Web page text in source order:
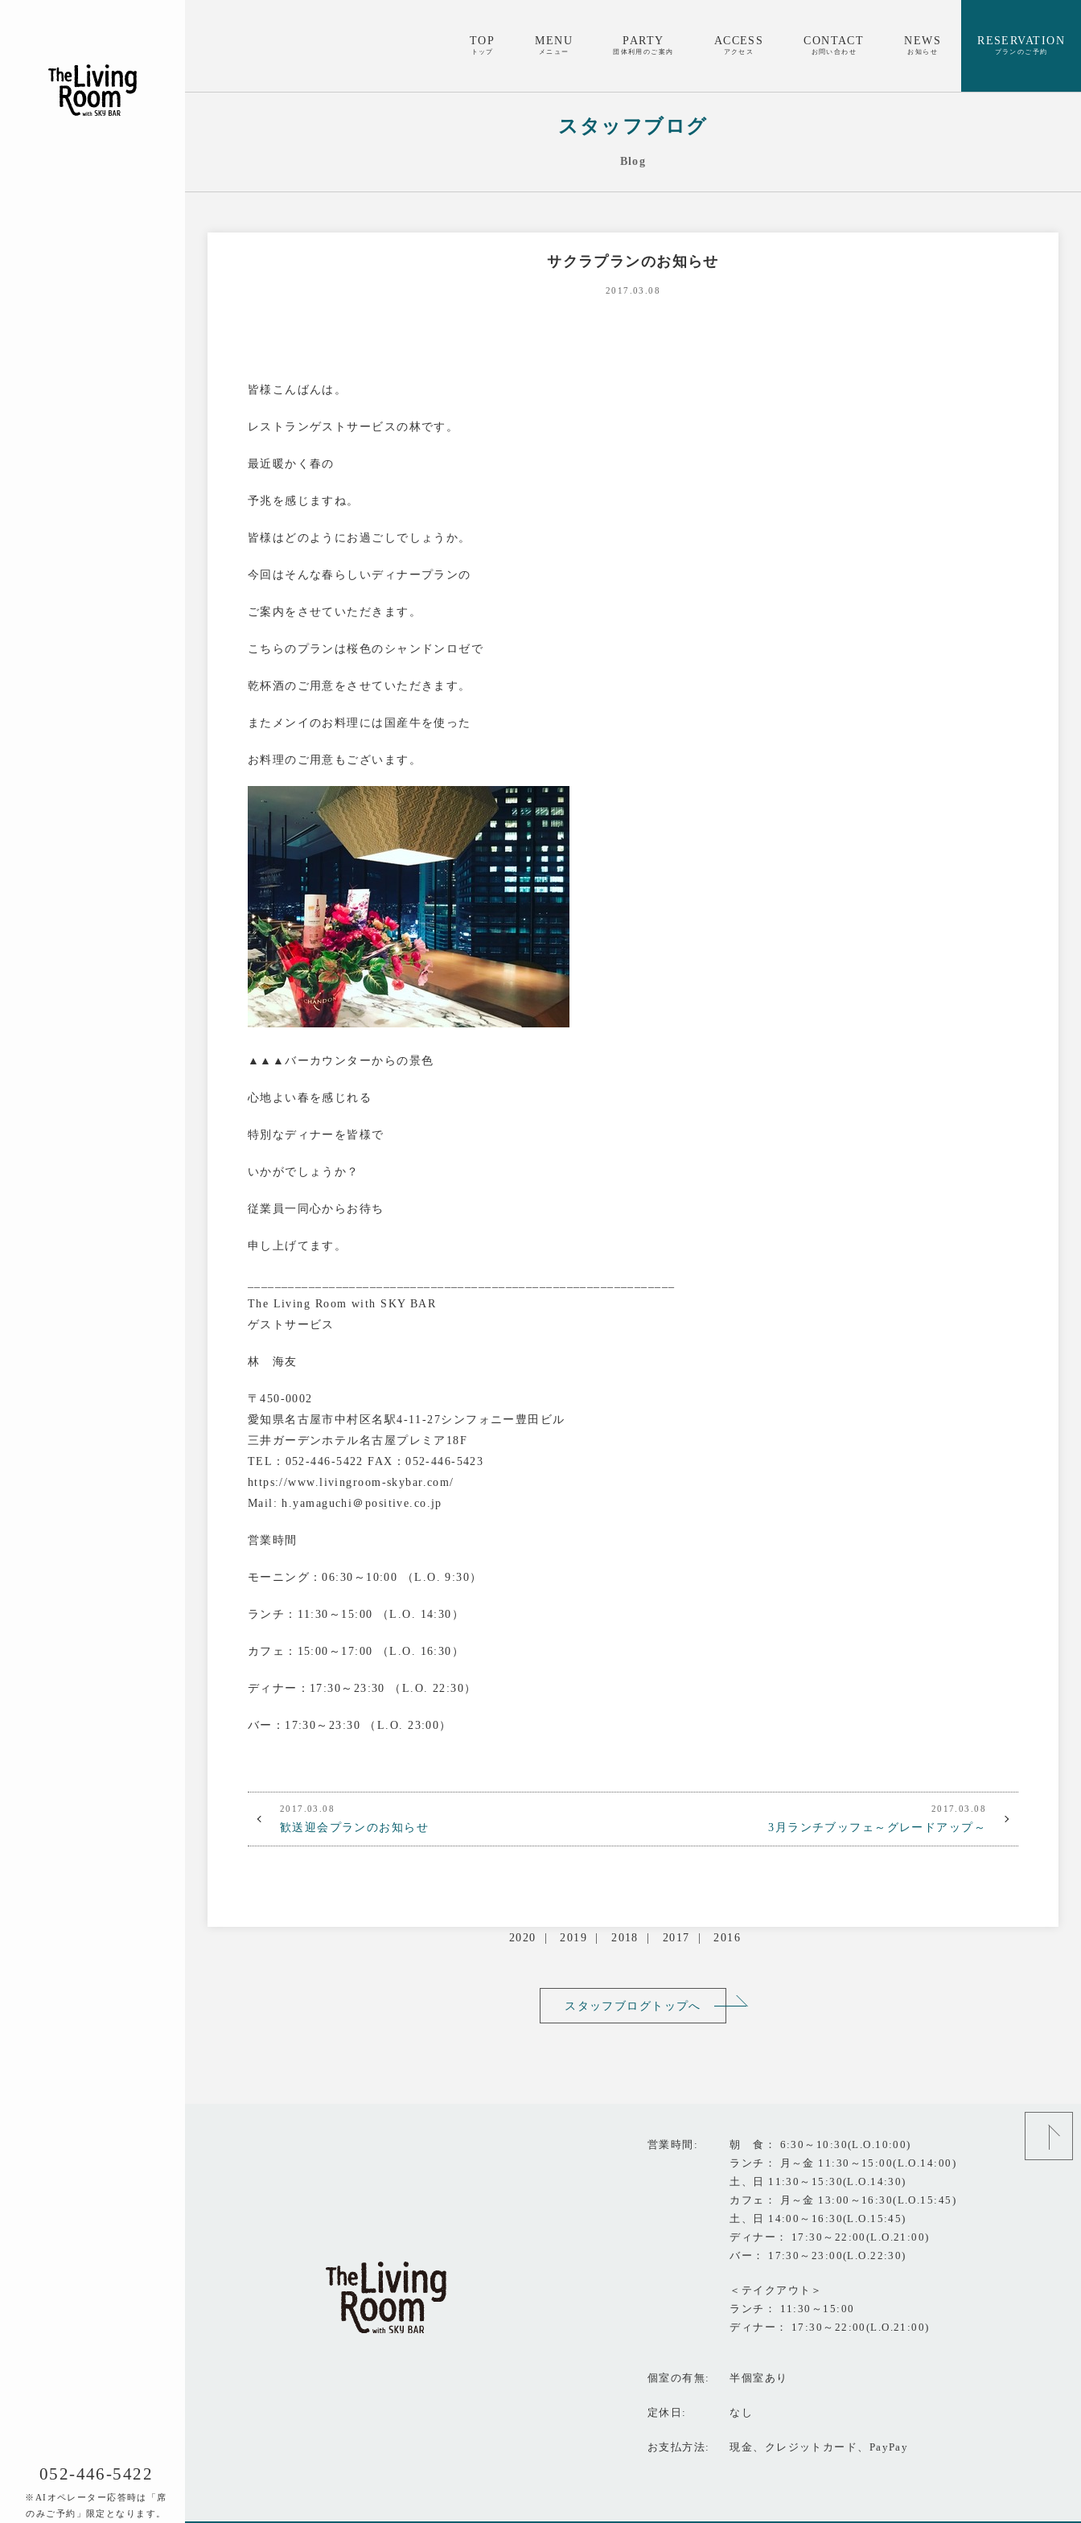
052-446-5422
※AIオペレーター応答時は「席
のみご予約」限定となります。
TOP
トップ
MENU
メニュー
PARTY
団体利用のご案内
ACCESS
アクセス
CONTACT
お問い合わせ
NEWS
お知らせ
RESERVATION
プランのご予約
スタッフブログ
Blog
サクラプランのお知らせ
2017.03.08
皆様こんばんは。
レストランゲストサービスの林です。
最近暖かく春の
予兆を感じますね。
皆様はどのようにお過ごしでしょうか。
今回はそんな春らしいディナープランの
ご案内をさせていただきます。
こちらのプランは桜色のシャンドンロゼで
乾杯酒のご用意をさせていただきます。
またメンイのお料理には国産牛を使った
お料理のご用意もございます。
▲▲▲バーカウンターからの景色
心地よい春を感じれる
特別なディナーを皆様で
いかがでしょうか？
従業員一同心からお待ち
申し上げてます。
The Living Room with SKY BAR
ゲストサービス
林 海友
〒450-0002
愛知県名古屋市中村区名駅4-11-27シンフォニー豊田ビル
三井ガーデンホテル名古屋プレミア18F
TEL：052-446-5422 FAX：052-446-5423
https://www.livingroom-skybar.com/
Mail: h.yamaguchi＠positive.co.jp
営業時間
モーニング：06:30～10:00 （L.O. 9:30）
ランチ：11:30～15:00 （L.O. 14:30）
カフェ：15:00～17:00 （L.O. 16:30）
ディナー：17:30～23:30 （L.O. 22:30）
バー：17:30～23:30 （L.O. 23:00）
2017.03.08
歓送迎会プランのお知らせ
2017.03.08
3月ランチブッフェ～グレードアップ～
2020 2019 2018 2017 2016
スタッフブログトップへ
営業時間
朝 食： 6:30～10:30(L.O.10:00)
ランチ： 月～金 11:30～15:00(L.O.14:00)
土、日 11:30～15:30(L.O.14:30)
カフェ： 月～金 13:00～16:30(L.O.15:45)
土、日 14:00～16:30(L.O.15:45)
ディナー： 17:30～22:00(L.O.21:00)
バー： 17:30～23:00(L.O.22:30)
＜テイクアウト＞
ランチ： 11:30～15:00
ディナー： 17:30～22:00(L.O.21:00)
個室の有無 半個室あり
定休日 なし
お支払方法 現金、クレジットカード、PayPay